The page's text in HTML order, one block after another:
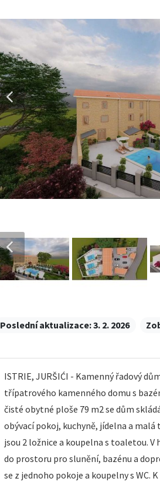
Poslední aktualizace:3. 2. 2026
ISTRIE, JURŠIĆI - Kamenný řadový
třípatrového kamenného domu s
čisté obytné ploše 79 m2 se dům
obývací pokoj, kuchyně, jídelna a
jsou 2 ložnice a koupelna s toaletou.
do prostoru pro slunění, bazénu a
se z jednoho pokoje a koupelny s WC.